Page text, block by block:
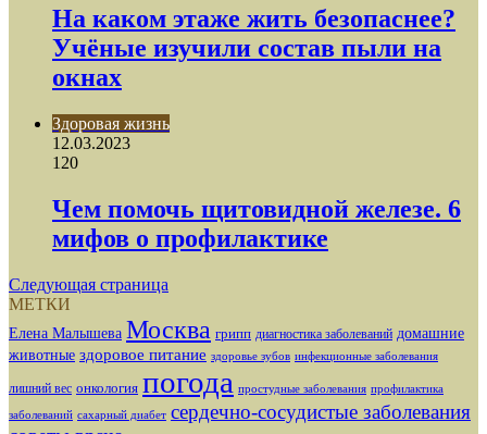
На каком этаже жить безопаснее?
Учёные изучили состав пыли на
окнах
Здоровая жизнь
12.03.2023
120
Чем помочь щитовидной железе. 6
мифов о профилактике
Следующая страница
МЕТКИ
Елена Малышева Москва грипп диагностика заболеваний домашние
животные здоровое питание здоровье зубов инфекционные заболевания
лишний вес онкология погода простудные заболевания профилактика
заболеваний сахарный диабет сердечно-сосудистые заболевания